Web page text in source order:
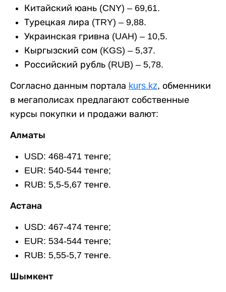
Китайский юань (CNY) – 69,61.
Турецкая лира (TRY) – 9,88.
Украинская гривна (UAH) – 10,5.
Кыргызский сом (KGS) – 5,37.
Российский рубль (RUB) – 5,78.
Согласно данным портала kurs.kz, обменники
в мегаполисах предлагают собственные
курсы покупки и продажи валют:
Алматы
USD: 468-471 тенге;
EUR: 540-544 тенге;
RUB: 5,5-5,67 тенге.
Астана
USD: 467-474 тенге;
EUR: 534-544 тенге;
RUB: 5,55-5,7 тенге.
Шымкент